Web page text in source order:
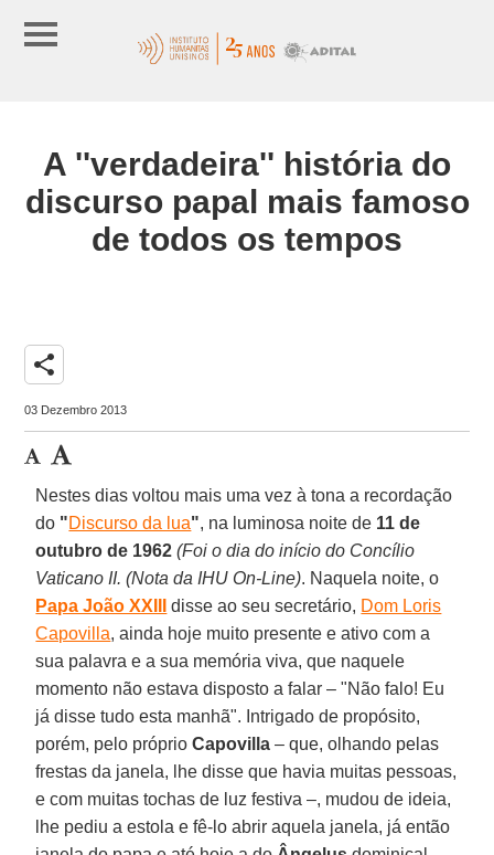
A ''verdadeira'' história do
discurso papal mais famoso
de todos os tempos
share
03 Dezembro 2013
Nestes dias voltou mais uma vez à tona a recordação
do "Discurso da lua", na luminosa noite de 11 de
outubro de 1962(Foi o dia do início do Concílio
Vaticano II. (Nota da IHU On-Line). Naquela noite, o
Papa João XXIII
disse ao seu secretário, Dom Loris
Capovilla, ainda hoje muito presente e ativo com a
sua palavra e a sua memória viva, que naquele
momento não estava disposto a falar – "Não falo! Eu
já disse tudo esta manhã". Intrigado de propósito,
porém, pelo próprioCapovilla – que, olhando pelas
frestas da janela, lhe disse que havia muitas pessoas,
e com muitas tochas de luz festiva –, mudou de ideia,
lhe pediu a estola e fê-lo abrir aquela janela, já então